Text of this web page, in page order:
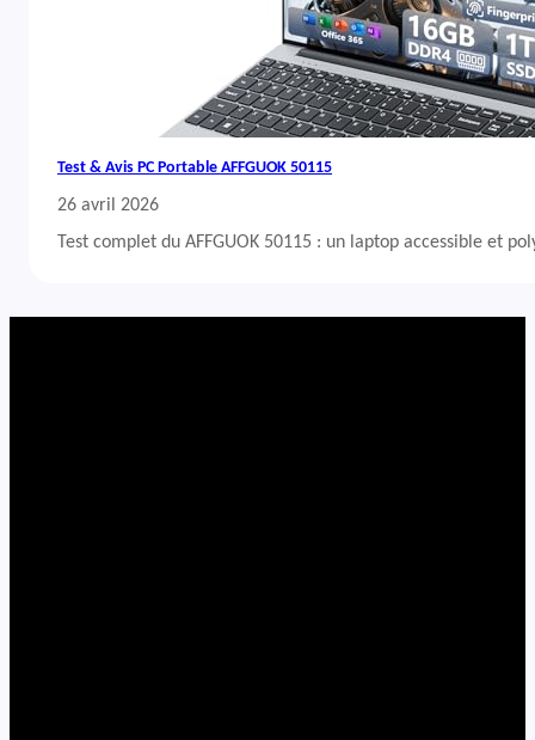
Test & Avis PC Portable AFFGUOK 50115
26 avril 2026
Test complet du AFFGUOK 50115 : un laptop accessible